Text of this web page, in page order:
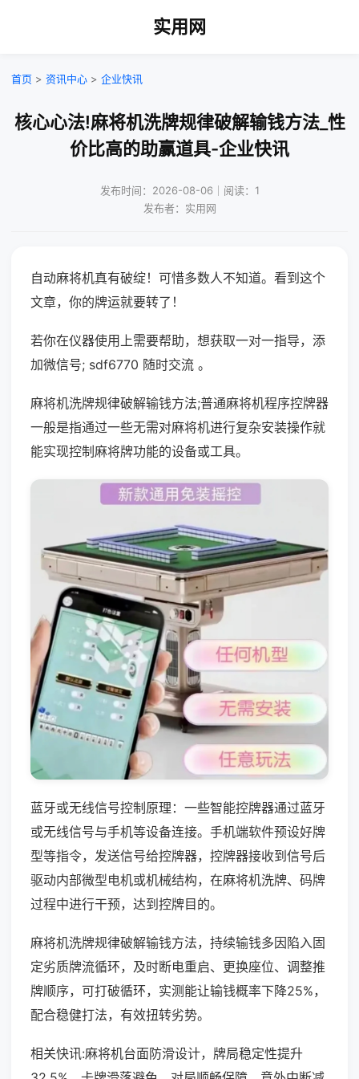
实用网
首页 > 资讯中心 > 企业快讯
核心心法!麻将机洗牌规律破解输钱方法_性
价比高的助赢道具-企业快讯
发布时间：2026-08-06｜阅读：1
发布者：实用网
自动麻将机真有破绽！可惜多数人不知道。看到这个
文章，你的牌运就要转了！
若你在仪器使用上需要帮助，想获取一对一指导，添
加微信号; sdf6770 随时交流 。
麻将机洗牌规律破解输钱方法;普通麻将机程序控牌器
一般是指通过一些无需对麻将机进行复杂安装操作就
能实现控制麻将牌功能的设备或工具。
蓝牙或无线信号控制原理：一些智能控牌器通过蓝牙
或无线信号与手机等设备连接。手机端软件预设好牌
型等指令，发送信号给控牌器，控牌器接收到信号后
驱动内部微型电机或机械结构，在麻将机洗牌、码牌
过程中进行干预，达到控牌目的。
麻将机洗牌规律破解输钱方法，持续输钱多因陷入固
定劣质牌流循环，及时断电重启、更换座位、调整推
牌顺序，可打破循环，实测能让输钱概率下降25%，
配合稳健打法，有效扭转劣势。
相关快讯:麻将机台面防滑设计，牌局稳定性提升